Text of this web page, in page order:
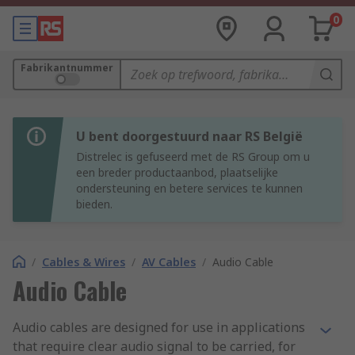
0
Fabrikantnummer
U bent doorgestuurd naar RS België
Distrelec is gefuseerd met de RS Group om u
een breder productaanbod, plaatselijke
ondersteuning en betere services te kunnen
bieden.
/ Cables & Wires / AV Cables / Audio Cable
Audio Cable
Audio cables are designed for use in applications
that require clear audio signal to be carried, for